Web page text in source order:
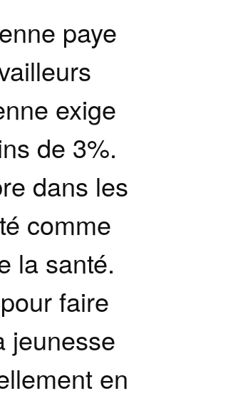
paye
exige
de 3%.
dans les
comme
la santé.
faire
jeunesse
en